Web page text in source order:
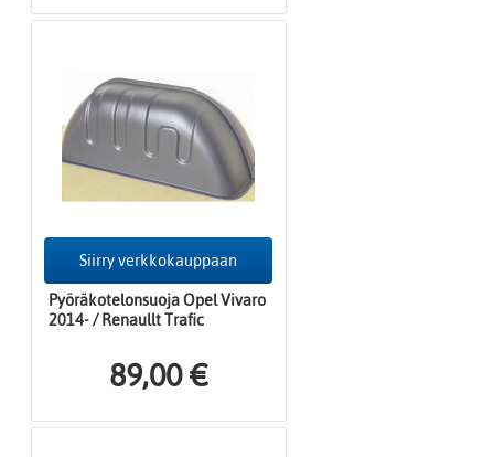
Siirry verkkokauppaan
Pyöräkotelonsuoja Opel Vivaro
2014- / Renaullt Trafic
89,00 €